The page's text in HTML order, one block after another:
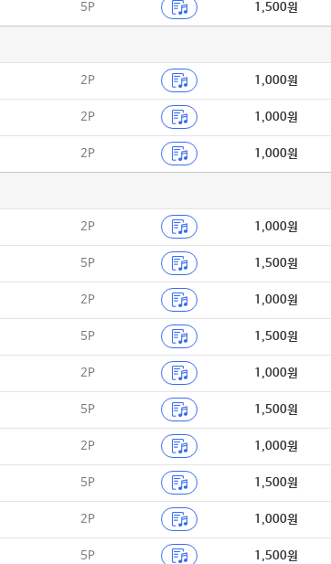
5P 1,500원
2P 1,000원
2P 1,000원
2P 1,000원
2P 1,000원
5P 1,500원
2P 1,000원
5P 1,500원
2P 1,000원
5P 1,500원
2P 1,000원
5P 1,500원
2P 1,000원
5P 1,500원